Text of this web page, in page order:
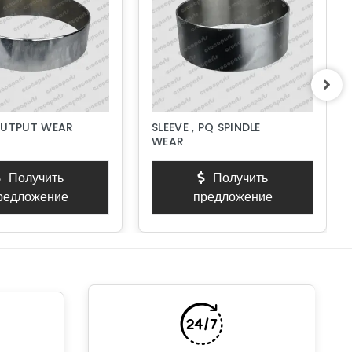
WEAR
Получить
SLEEVE , PQ SPINDLE
WEAR
Получить
предложение